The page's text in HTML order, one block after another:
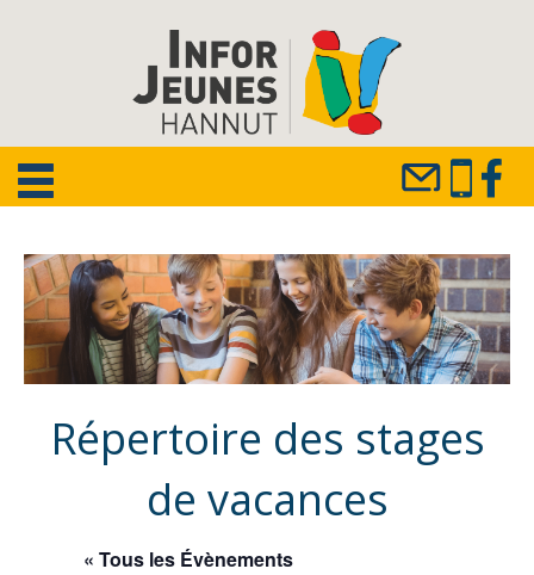
Répertoire des stages
de vacances
« Tous les Évènements